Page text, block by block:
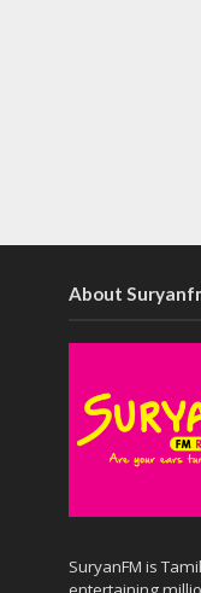
About
SuryanFM is